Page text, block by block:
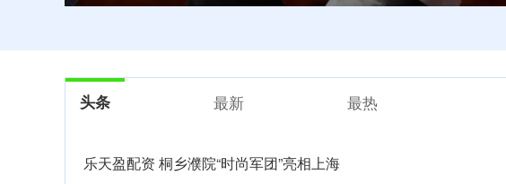
头条 最新 最热
乐天盈配资 桐乡濮院“时尚军团”亮相上海